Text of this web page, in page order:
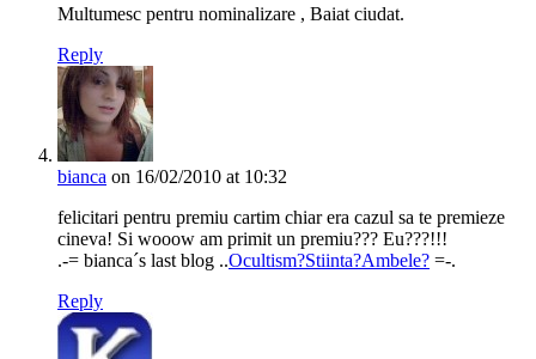
Multumesc pentru nominalizare , Baiat ciudat.
Reply
bianca on 16/02/2010 at 10:32
felicitari pentru premiu cartim chiar era cazul sa te premieze
cineva! Si wooow am primit un premiu??? Eu???!!!
.-= bianca´s last blog ..Ocultism?Stiinta?Ambele? =-.
Reply